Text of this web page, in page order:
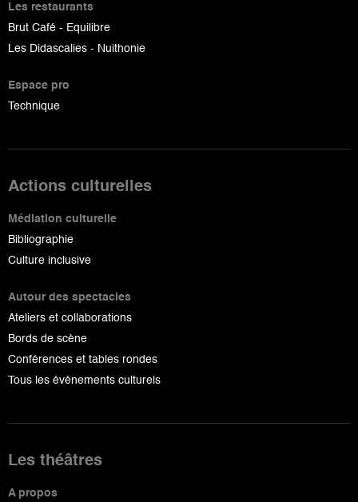
Les restaurants
Brut Café - Equilibre
Les Didascalies - Nuithonie
Espace pro
Technique
Actions culturelles
Médiation culturelle
Bibliographie
Culture inclusive
Autour des spectacles
Ateliers et collaborations
Bords de scène
Conférences et tables rondes
Tous les événements culturels
Les théâtres
A propos